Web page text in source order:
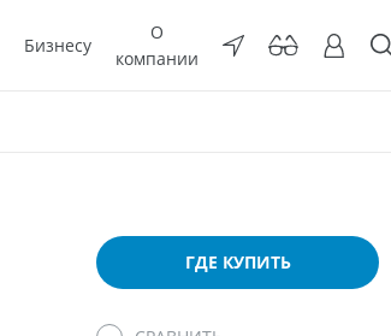
Бизнесу
О
компании
ГДЕ КУПИТЬ